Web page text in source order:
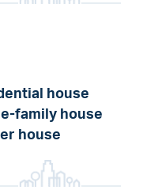
house
family house
house